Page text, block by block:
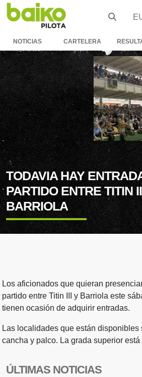
NOTICIAS CARTELERA
TODAVIA HAY
PARTIDO ENTRE TITIN
BARRIOLA
Los aficionados que quieran
partido entre Titin III y Barriola este
tienen ocasión de adquirir entradas.
Las localidades que están disponibles
cancha y palco. La grada superior está
ÚLTIMAS NOTICIAS